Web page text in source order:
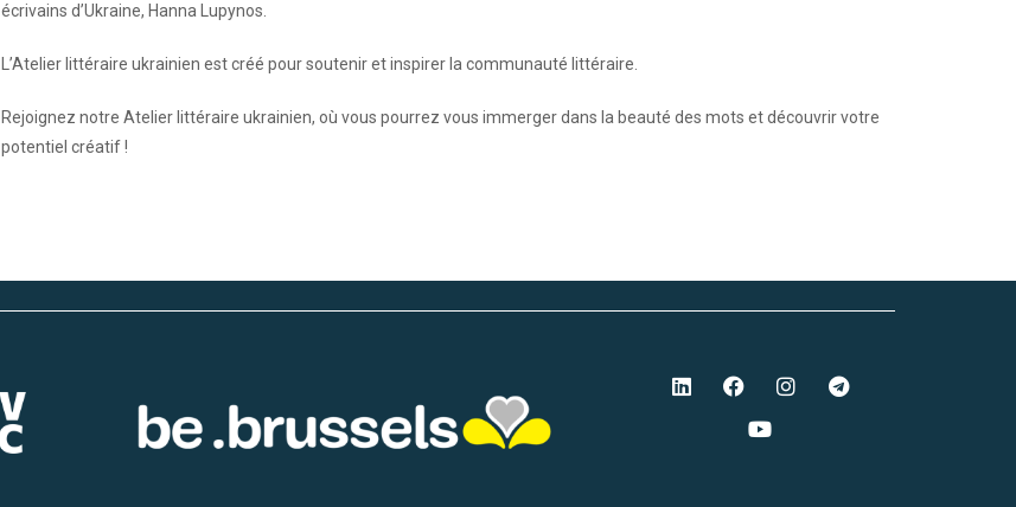
écrivains d’Ukraine, Hanna Lupynos.
L’Atelier littéraire ukrainien est créé pour soutenir et inspirer la communauté littéraire.
Rejoignez notre Atelier littéraire ukrainien, où vous pourrez vous immerger dans la beauté des mots et découvrir votre
potentiel créatif !